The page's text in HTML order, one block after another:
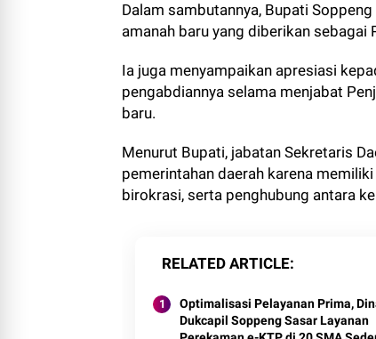
Dalam sambutannya, Bupati
amanah baru yang diberikan sebagai
Ia juga menyampaikan apresiasi
pengabdiannya selama menjabat
baru.
Menurut Bupati, jabatan Sekretaris
pemerintahan daerah karena
birokrasi, serta penghubung antara
RELATED ARTICLE
Optimalisasi Pelayanan Prima,
Dukcapil Soppeng Sasar Layanan